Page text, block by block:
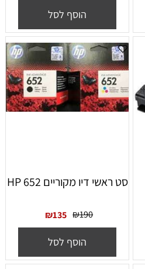
הוסף לסל
סט ראשי דיו מקוריים HP 652
₪135
הוסף לסל